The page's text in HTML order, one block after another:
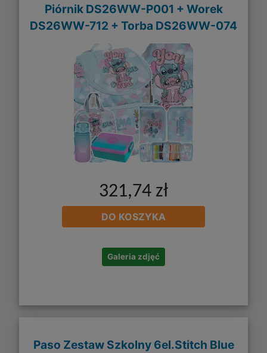
Piórnik DS26WW-P001 + Worek
DS26WW-712 + Torba DS26WW-074
321,74 zł
DO KOSZYKA
Galeria zdjęć
Paso Zestaw Szkolny 6el.Stitch Blue